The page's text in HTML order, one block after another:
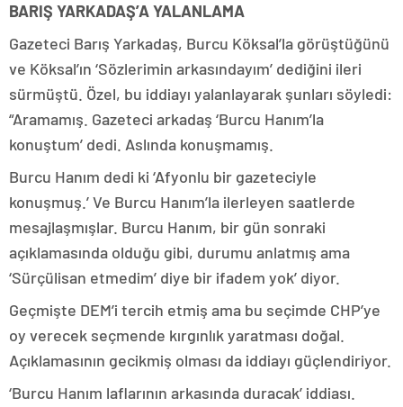
BARIŞ YARKADAŞ’A YALANLAMA
Gazeteci Barış Yarkadaş, Burcu Köksal’la görüştüğünü
ve Köksal’ın ‘Sözlerimin arkasındayım’ dediğini ileri
sürmüştü. Özel, bu iddiayı yalanlayarak şunları söyledi:
“Aramamış. Gazeteci arkadaş ‘Burcu Hanım’la
konuştum’ dedi. Aslında konuşmamış.
Burcu Hanım dedi ki ‘Afyonlu bir gazeteciyle
konuşmuş.’ Ve Burcu Hanım’la ilerleyen saatlerde
mesajlaşmışlar. Burcu Hanım, bir gün sonraki
açıklamasında olduğu gibi, durumu anlatmış ama
‘Sürçülisan etmedim’ diye bir ifadem yok’ diyor.
Geçmişte DEM’i tercih etmiş ama bu seçimde CHP’ye
oy verecek seçmende kırgınlık yaratması doğal.
Açıklamasının gecikmiş olması da iddiayı güçlendiriyor.
‘Burcu Hanım laflarının arkasında duracak’ iddiası.